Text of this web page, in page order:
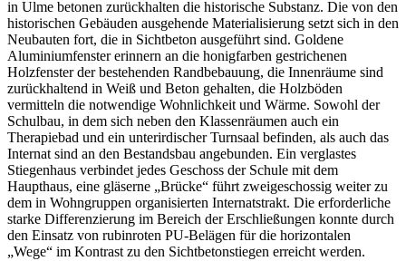
in Ulme betonen zurückhalten die historische Substanz. Die von den
historischen Gebäuden ausgehende Materialisierung setzt sich in den
Neubauten fort, die in Sichtbeton ausgeführt sind. Goldene
Aluminiumfenster erinnern an die honigfarben gestrichenen
Holzfenster der bestehenden Randbebauung, die Innenräume sind
zurückhaltend in Weiß und Beton gehalten, die Holzböden
vermitteln die notwendige Wohnlichkeit und Wärme. Sowohl der
Schulbau, in dem sich neben den Klassenräumen auch ein
Therapiebad und ein unterirdischer Turnsaal befinden, als auch das
Internat sind an den Bestandsbau angebunden. Ein verglastes
Stiegenhaus verbindet jedes Geschoss der Schule mit dem
Haupthaus, eine gläserne „Brücke“ führt zweigeschossig weiter zu
dem in Wohngruppen organisierten Internatstrakt. Die erforderliche
starke Differenzierung im Bereich der Erschließungen konnte durch
den Einsatz von rubinroten PU-Belägen für die horizontalen
„Wege“ im Kontrast zu den Sichtbetonstiegen erreicht werden.